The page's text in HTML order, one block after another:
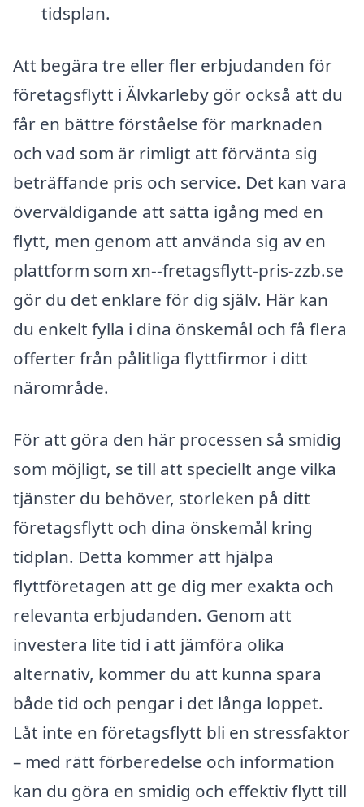
tidsplan.
Att begära tre eller fler erbjudanden för
företagsflytt i Älvkarleby gör också att du
får en bättre förståelse för marknaden
och vad som är rimligt att förvänta sig
beträffande pris och service. Det kan vara
överväldigande att sätta igång med en
flytt, men genom att använda sig av en
plattform som xn--fretagsflytt-pris-zzb.se
gör du det enklare för dig själv. Här kan
du enkelt fylla i dina önskemål och få flera
offerter från pålitliga flyttfirmor i ditt
närområde.
För att göra den här processen så smidig
som möjligt, se till att speciellt ange vilka
tjänster du behöver, storleken på ditt
företagsflytt och dina önskemål kring
tidplan. Detta kommer att hjälpa
flyttföretagen att ge dig mer exakta och
relevanta erbjudanden. Genom att
investera lite tid i att jämföra olika
alternativ, kommer du att kunna spara
både tid och pengar i det långa loppet.
Låt inte en företagsflytt bli en stressfaktor
– med rätt förberedelse och information
kan du göra en smidig och effektiv flytt till